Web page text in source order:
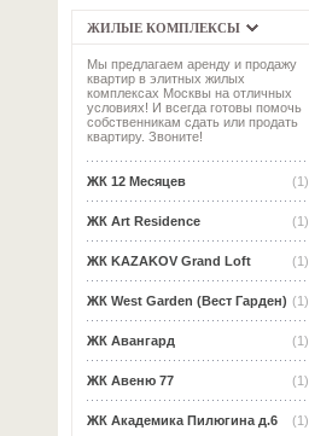
ЖИЛЫЕ КОМПЛЕКСЫ
Мы предлагаем аренду и продажу
квартир в элитных жилых
комплексах Москвы на отличных
условиях! И всегда готовы помочь
собственникам сдать или продать
квартиру. Звоните!
(1)
ЖК 12 Месяцев
(1)
ЖК Art Residence
(1)
ЖК KAZAKOV Grand Loft
(1)
ЖК West Garden (Вест Гарден)
(1)
ЖК Авангард
(1)
ЖК Авеню 77
(1)
ЖК Академика Пилюгина д.6